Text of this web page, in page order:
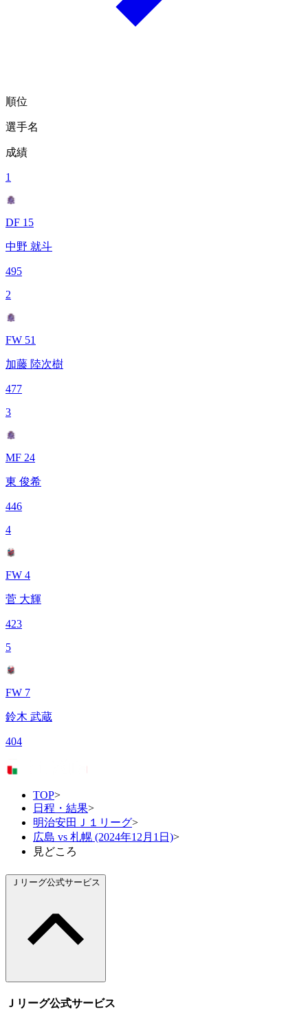
順位
選手名
成績
1
DF 15
中野 就斗
495
2
FW 51
加藤 陸次樹
477
3
MF 24
東 俊希
446
4
FW 4
菅 大輝
423
5
FW 7
鈴木 武蔵
404
TOP>
日程・結果>
明治安田Ｊ１リーグ>
広島 vs 札幌 (2024年12月1日)>
見どころ
Ｊリーグ公式サービス
Ｊリーグ公式サービス